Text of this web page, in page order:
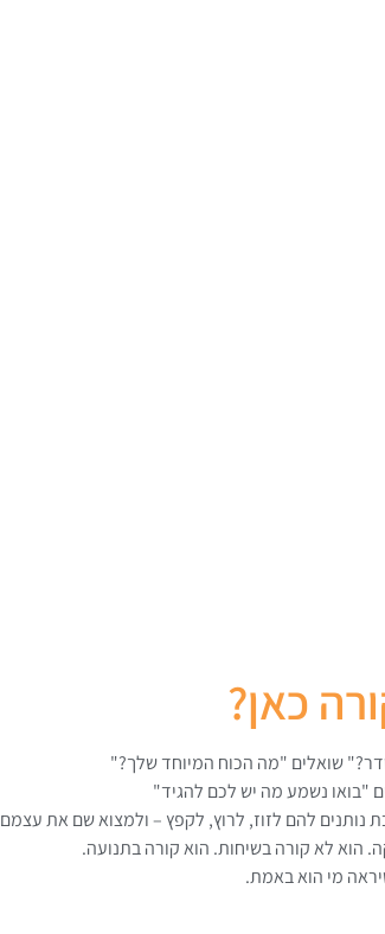
כאן?
שואלים "מה הכוח המיוחד שלך?"
"בואו נשמע מה יש לכם להגיד"
נותנים להם לזוז, לרוץ, לקפץ – ולמצוא שם את עצמם
הוא לא קורה בשיחות. הוא קורה בתנועה.
מי הוא באמת.